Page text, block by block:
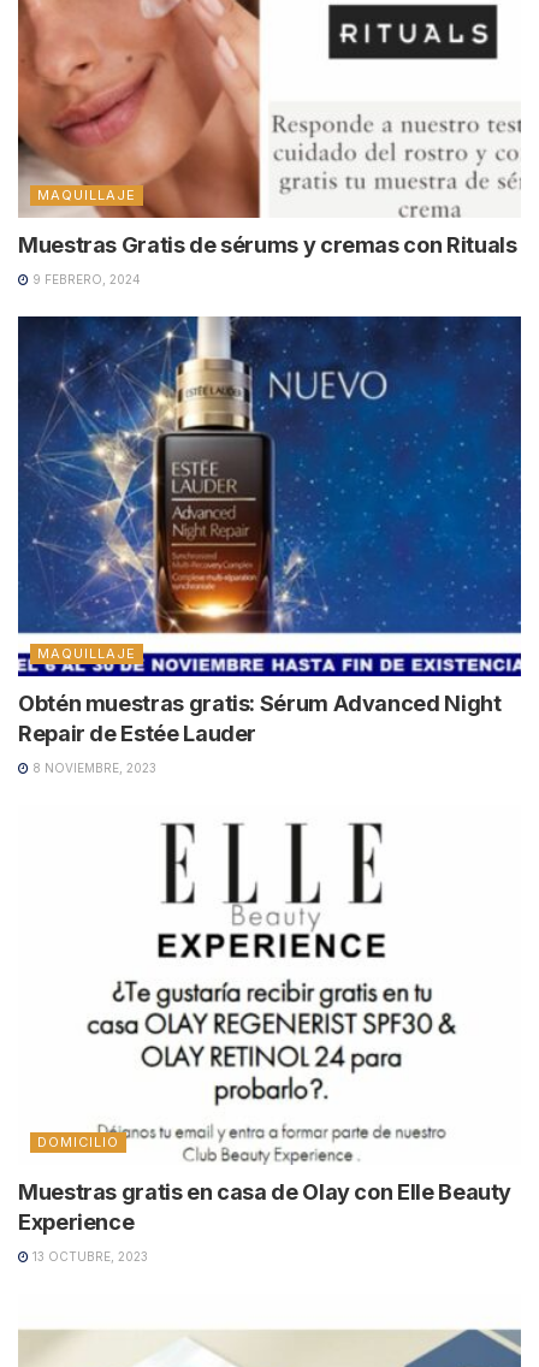
MAQUILLAJE
Muestras Gratis de sérums y cremas con Rituals
9 FEBRERO, 2024
MAQUILLAJE
Obtén muestras gratis: Sérum Advanced Night
Repair de Estée Lauder
8 NOVIEMBRE, 2023
DOMICILIO
Muestras gratis en casa de Olay con Elle Beauty
Experience
13 OCTUBRE, 2023